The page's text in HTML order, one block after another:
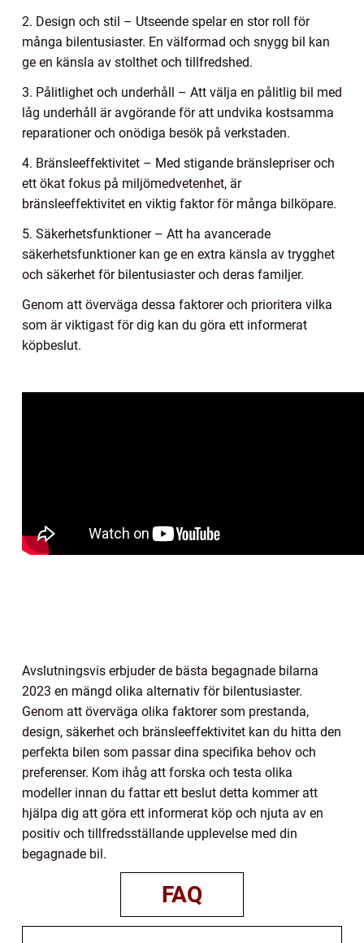
2. Design och stil – Utseende spelar en stor roll för
många bilentusiaster. En välformad och snygg bil kan
ge en känsla av stolthet och tillfredshed.
3. Pålitlighet och underhåll – Att välja en pålitlig bil med
låg underhåll är avgörande för att undvika kostsamma
reparationer och onödiga besök på verkstaden.
4. Bränsleeffektivitet – Med stigande bränslepriser och
ett ökat fokus på miljömedvetenhet, är
bränsleeffektivitet en viktig faktor för många bilköpare.
5. Säkerhetsfunktioner – Att ha avancerade
säkerhetsfunktioner kan ge en extra känsla av trygghet
och säkerhet för bilentusiaster och deras familjer.
Genom att överväga dessa faktorer och prioritera vilka
som är viktigast för dig kan du göra ett informerat
köpbeslut.
Avslutningsvis erbjuder de bästa begagnade bilarna
2023 en mängd olika alternativ för bilentusiaster.
Genom att överväga olika faktorer som prestanda,
design, säkerhet och bränsleeffektivitet kan du hitta den
perfekta bilen som passar dina specifika behov och
preferenser. Kom ihåg att forska och testa olika
modeller innan du fattar ett beslut detta kommer att
hjälpa dig att göra ett informerat köp och njuta av en
positiv och tillfredsställande upplevelse med din
begagnade bil.
FAQ